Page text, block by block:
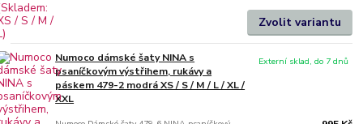
Zvolit variantu
Numoco dámské šaty NINA s
psaníčkovým výstřihem, rukávy a
páskem 479-2 modrá XS / S / M / L / XL /
XXL
Externí sklad, do 7 dnů